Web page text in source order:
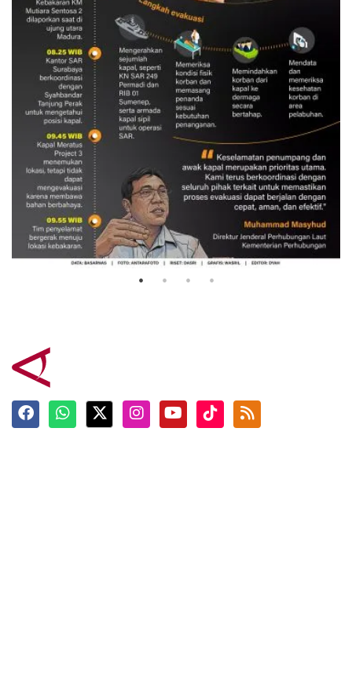
Evakuasi korban kebakaran KM
Mutiara Sentosa 2
3 Agustus 2026